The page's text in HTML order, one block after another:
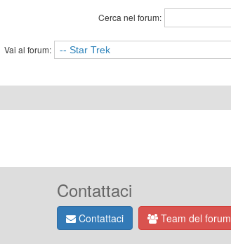
Cerca nel forum:
Vai al forum:
Contattaci
Contattaci Team del forum